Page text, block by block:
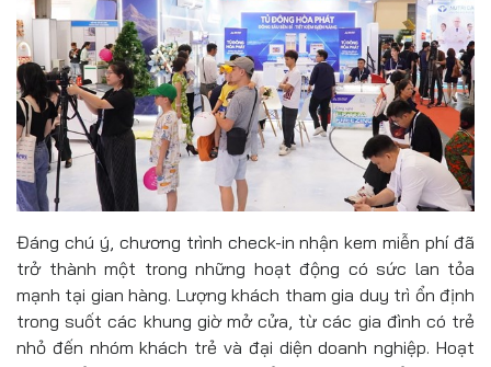
Đáng chú ý, chương trình check-in nhận kem miễn phí đã
trở thành một trong những hoạt động có sức lan tỏa
mạnh tại gian hàng. Lượng khách tham gia duy trì ổn định
trong suốt các khung giờ mở cửa, từ các gia đình có trẻ
nhỏ đến nhóm khách trẻ và đại diện doanh nghiệp. Hoạt